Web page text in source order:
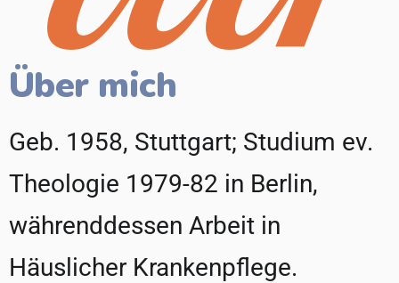
Über mich
Geb. 1958, Stuttgart; Studium ev.
Theologie 1979-82 in Berlin,
währenddessen Arbeit in
Häuslicher Krankenpflege.